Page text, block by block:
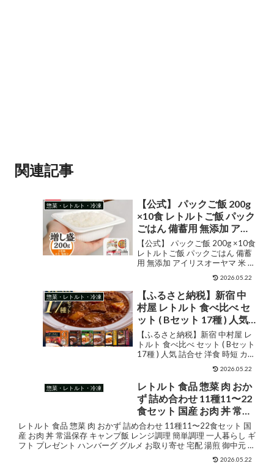
関連記事
惣菜・レトルト・冷凍
【公式】 パックご飯 200g
×10食 レトルトご飯 パック
ごはん 備蓄用 無添加 アイ
リスオーヤマ 米 お米 ひと
り暮らし 非常食 防災 仕送
り ご飯 低温製法米 低温製
法米のおいしいごはん
【iris_dl05】
【公式】 パックご飯 200g ×10食
レトルトご飯 パックごはん 備蓄
用 無添加 アイリスオーヤマ 米 お
米 ひとり暮らし 非常食 防災 仕送
り ご飯 低温製法米 低温製法米の
おいしいごはん【iris_dl05】 販
売価格¥2,080シ...
2026.05.22
惣菜・レトルト・冷凍
【ふるさと納税】新宿 中
村屋 レトルト 食べ比べ セ
ット ( Bセット 17種 ) 人気
詰合せ 洋食 時短 カレー イ
ンドカレー ビーフカレー
欧風カレー 数量限定 贈答
品 保存用 ストック用 非常
用 老舗 電子レンジ 調理可
常温保存 詰め合わせ 定期
便 レンチン
【ふるさと納税】新宿 中村屋 レ
トルト 食べ比べ セット ( Bセット
17種 ) 人気 詰合せ 洋食 時短 カレ
風カレー 数量限定 贈答品 保存用
ストック用 非常用 老舗 電子レン
ジ 調理可 常温保存 ...
2026.05.22
惣菜・レトルト・冷凍
レトルト 食品 惣菜 肉 おか
ず 詰め合わせ 11種11〜22
食セット 国産 お肉 丼 常温
保存 キャンプ飯 レンジ調
理 簡単調理 一人暮らし ギ
フト プレゼント ハンバー
グ グルメ お取り寄せ 宅配
レトルト 食品 惣菜 肉 おかず 詰め合わせ 11種11〜22食セット 国
産 お肉 丼 常温保存 キャンプ飯 レンジ調理 簡単調理 一人暮らし ギ
フト プレゼント ハンバーグ グルメ お取り寄せ 宅配 湯煎 御中元 お
2026.05.22